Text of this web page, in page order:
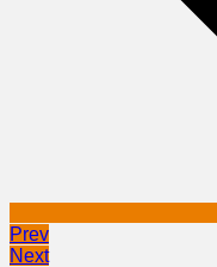
Prev
Next